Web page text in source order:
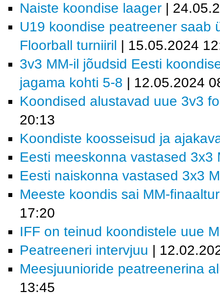
Naiste koondise laager |
U19 koondise peatreener saab
Floorball turniiril | 15.05.2024
3v3 MM-il jõudsid Eesti
jagama kohti 5-8 | 12.05.2024
Koondised alustavad uue 3v3
20:13
Koondiste koosseisud ja
Eesti meeskonna vastased 3x3
Eesti naiskonna vastased 3x3
Meeste koondis sai MM-
17:20
IFF on teinud koondistele uue
Peatreeneri intervjuu |
Meesjuunioride peatreenerina
13:45